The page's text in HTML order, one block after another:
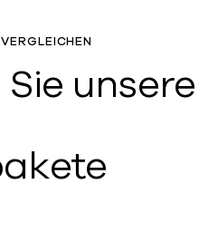
unsere